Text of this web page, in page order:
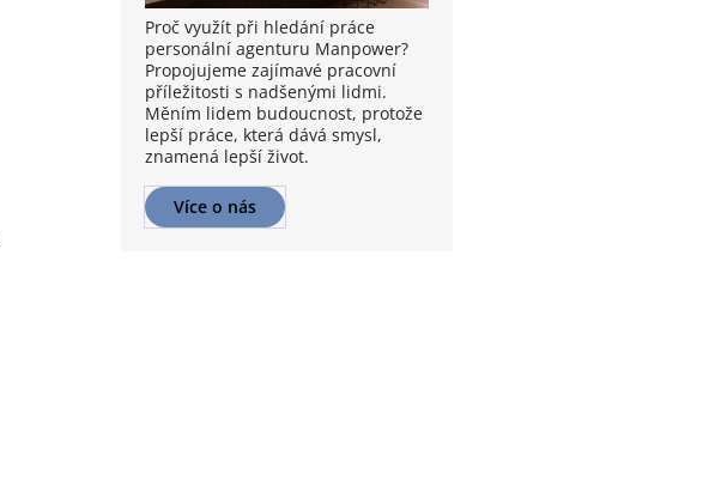
Proč využít při hledání práce
personální agenturu Manpower?
Propojujeme zajímavé pracovní
příležitosti s nadšenými lidmi.
Měním lidem budoucnost, protože
lepší práce, která dává smysl,
znamená lepší život.
Více o nás